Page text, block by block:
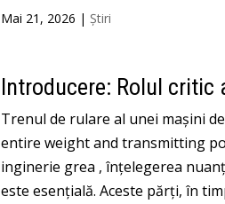
Mai 21, 2026 | Știri
Introducere: Rolul critic
Trenul de rulare al unei mașini
entire weight and transmitting
inginerie grea , înțelegerea
este esențială. Aceste părți, în